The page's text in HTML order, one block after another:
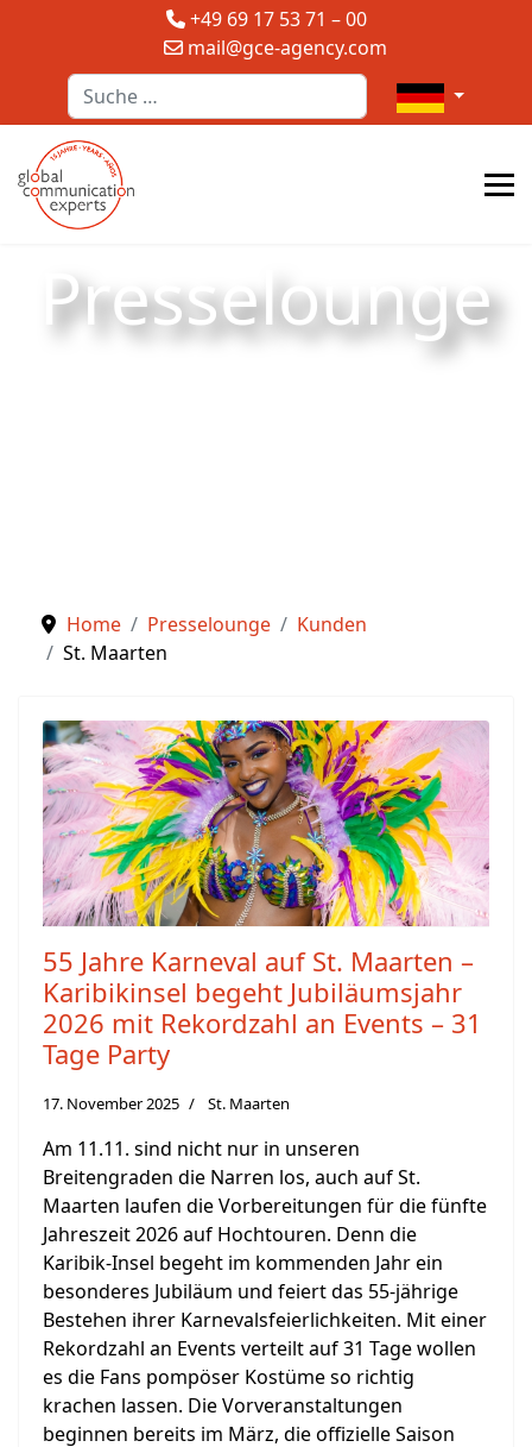
+49 69 17 53 71 – 00
mail@gce-agency.com
Suchen
Sprache
Presselounge
Home Presselounge
Kunden
St. Maarten
55 Jahre Karneval auf St. Maarten –
Karibikinsel begeht Jubiläumsjahr
2026 mit Rekordzahl an Events – 31
Tage Party
17. November 2025 St. Maarten
Am 11.11. sind nicht nur in unseren
Breitengraden die Narren los, auch auf St.
Maarten laufen die Vorbereitungen für die fünfte
Jahreszeit 2026 auf Hochtouren. Denn die
Karibik-Insel begeht im kommenden Jahr ein
besonderes Jubiläum und feiert das 55-jährige
Bestehen ihrer Karnevalsfeierlichkeiten. Mit einer
Rekordzahl an Events verteilt auf 31 Tage wollen
es die Fans pompöser Kostüme so richtig
krachen lassen. Die Vorveranstaltungen
beginnen bereits im März, die offizielle Saison